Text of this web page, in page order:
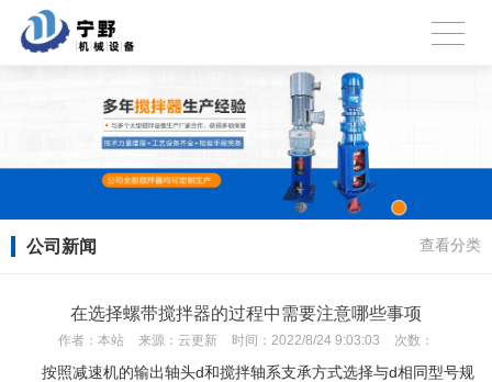
公司新闻 查看分类
在选择螺带搅拌器的过程中需要注意哪些事项
作者： 本站 来源： 云更新 时间： 2022/8/24 9:03:03 次数：
按照减速机的输出轴头d和搅拌轴系支承方式选择与d相同型号规